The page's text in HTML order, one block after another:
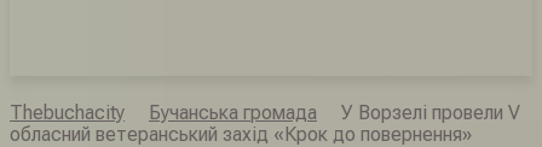
Thebuchacity Бучанська громада
У Ворзелі провели V
обласний ветеранський захід «Крок до повернення»